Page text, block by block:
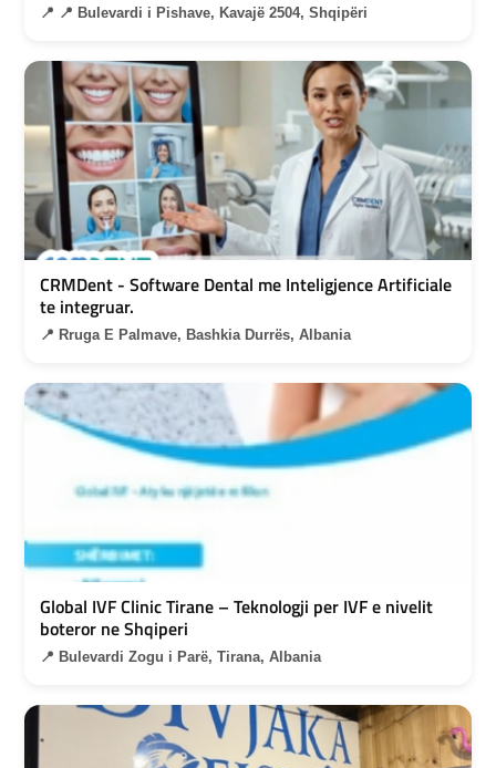
📍 📍 Bulevardi i Pishave, Kavajë 2504, Shqipëri
CRMDent - Software Dental me Inteligjence Artificiale
te integruar.
📍 Rruga E Palmave, Bashkia Durrës, Albania
Global IVF Clinic Tirane – Teknologji per IVF e nivelit
boteror ne Shqiperi
📍 Bulevardi Zogu i Parë, Tirana, Albania